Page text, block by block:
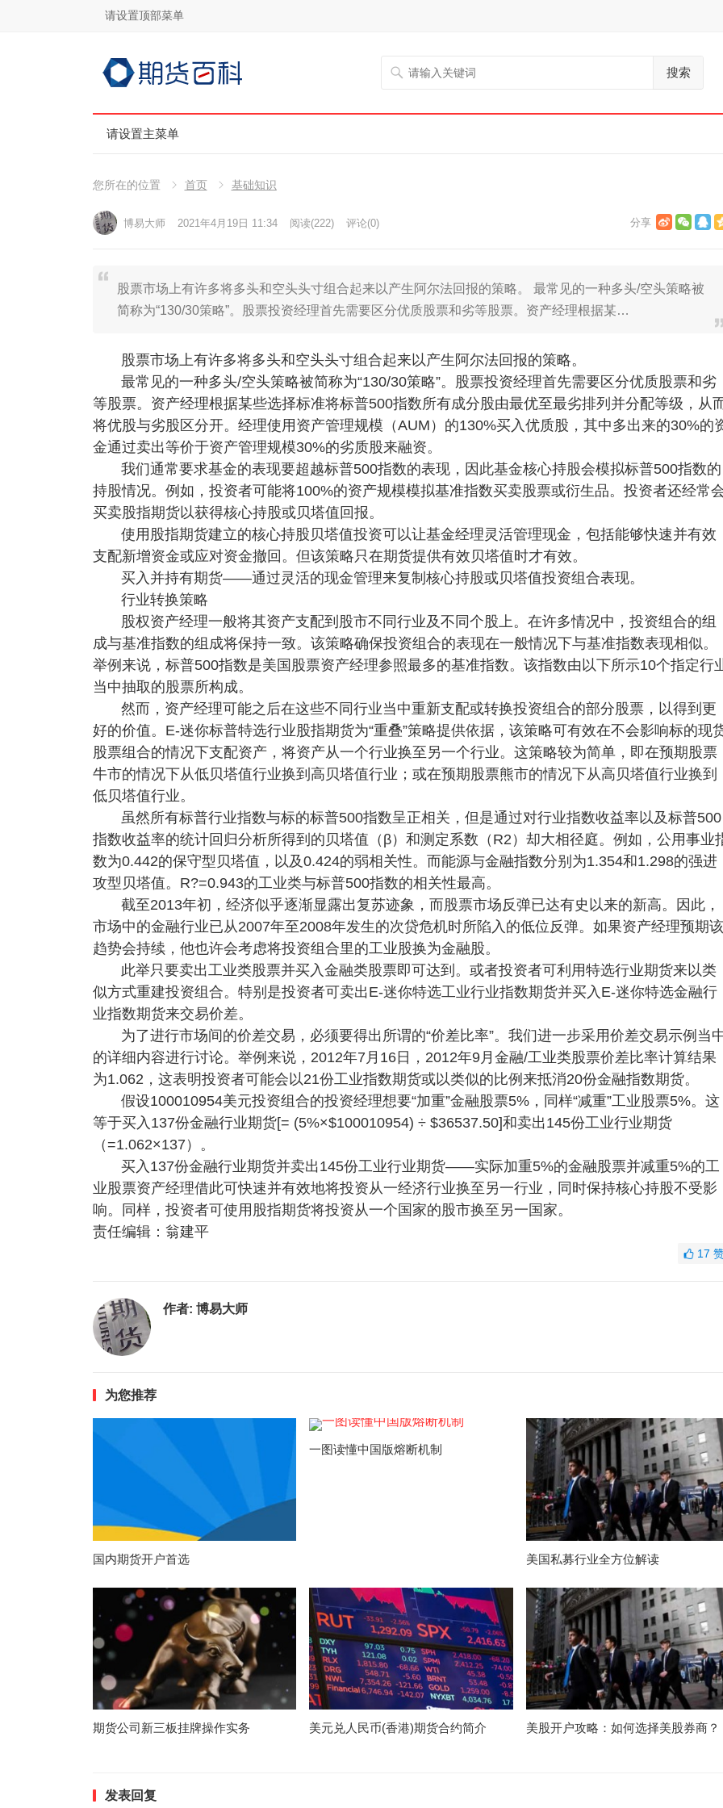
请设置顶部菜单
搜索
请设置主菜单
您所在的位置 首页 基础知识
博易大师 2021年4月19日 11:34 阅读(222) 评论(0)
股票市场上有许多将多头和空头头寸组合起来以产生阿尔法回报的策略。 最常见的一种多头/空头策略被
简称为“130/30策略”。股票投资经理首先需要区分优质股票和劣等股票。资产经理根据某…
股票市场上有许多将多头和空头头寸组合起来以产生阿尔法回报的策略。
最常见的一种多头/空头策略被简称为“130/30策略”。股票投资经理首先需要区分优质股票和劣
等股票。资产经理根据某些选择标准将标普500指数所有成分股由最优至最劣排列并分配等级，从
将优股与劣股区分开。经理使用资产管理规模（AUM）的130%买入优质股，其中多出来的30%的
金通过卖出等价于资产管理规模30%的劣质股来融资。
我们通常要求基金的表现要超越标普500指数的表现，因此基金核心持股会模拟标普500指数的
持股情况。例如，投资者可能将100%的资产规模模拟基准指数买卖股票或衍生品。投资者还经常
买卖股指期货以获得核心持股或贝塔值回报。
使用股指期货建立的核心持股贝塔值投资可以让基金经理灵活管理现金，包括能够快速并有效
支配新增资金或应对资金撤回。但该策略只在期货提供有效贝塔值时才有效。
买入并持有期货——通过灵活的现金管理来复制核心持股或贝塔值投资组合表现。
行业转换策略
股权资产经理一般将其资产支配到股市不同行业及不同个股上。在许多情况中，投资组合的组
成与基准指数的组成将保持一致。该策略确保投资组合的表现在一般情况下与基准指数表现相似。
举例来说，标普500指数是美国股票资产经理参照最多的基准指数。该指数由以下所示10个指定行
当中抽取的股票所构成。
然而，资产经理可能之后在这些不同行业当中重新支配或转换投资组合的部分股票，以得到更
好的价值。E-迷你标普特选行业股指期货为“重叠”策略提供依据，该策略可有效在不会影响标的现
股票组合的情况下支配资产，将资产从一个行业换至另一个行业。这策略较为简单，即在预期股票
牛市的情况下从低贝塔值行业换到高贝塔值行业；或在预期股票熊市的情况下从高贝塔值行业换到
低贝塔值行业。
虽然所有标普行业指数与标的标普500指数呈正相关，但是通过对行业指数收益率以及标普500
指数收益率的统计回归分析所得到的贝塔值（β）和测定系数（R2）却大相径庭。例如，公用事业
数为0.442的保守型贝塔值，以及0.424的弱相关性。而能源与金融指数分别为1.354和1.298的强进
攻型贝塔值。R?=0.943的工业类与标普500指数的相关性最高。
截至2013年初，经济似乎逐渐显露出复苏迹象，而股票市场反弹已达有史以来的新高。因此，
市场中的金融行业已从2007年至2008年发生的次贷危机时所陷入的低位反弹。如果资产经理预期该
趋势会持续，他也许会考虑将投资组合里的工业股换为金融股。
此举只要卖出工业类股票并买入金融类股票即可达到。或者投资者可利用特选行业期货来以类
似方式重建投资组合。特别是投资者可卖出E-迷你特选工业行业指数期货并买入E-迷你特选金融行
业指数期货来交易价差。
为了进行市场间的价差交易，必须要得出所谓的“价差比率”。我们进一步采用价差交易示例当
的详细内容进行讨论。举例来说，2012年7月16日，2012年9月金融/工业类股票价差比率计算结果
为1.062，这表明投资者可能会以21份工业指数期货或以类似的比例来抵消20份金融指数期货。
假设100010954美元投资组合的投资经理想要“加重”金融股票5%，同样“减重”工业股票5%。这
等于买入137份金融行业期货[= (5%×$100010954) ÷ $36537.50]和卖出145份工业行业期货
（=1.062×137）。
买入137份金融行业期货并卖出145份工业行业期货——实际加重5%的金融股票并减重5%的工
业股票资产经理借此可快速并有效地将投资从一经济行业换至另一行业，同时保持核心持股不受影
响。同样，投资者可使用股指期货将投资从一个国家的股市换至另一国家。
责任编辑：翁建平
17
作者: 博易大师
为您推荐
国内期货开户首选
一图读懂中国版熔断机制
美国私募行业全方位解读
期货公司新三板挂牌操作实务 美元兑人民币(香港)期货合约简介 美股开户攻略：如何选择美股券商？
发表回复